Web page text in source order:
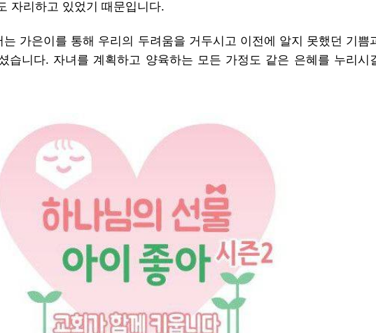
국민일보(www.kmib.co.kr), 무단전재 및 수집, 재배포 및 AI학습 이